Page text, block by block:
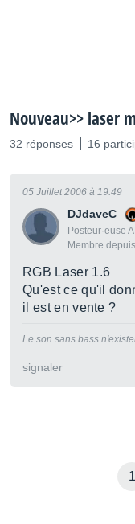
Nouveau>> laser
32 réponses 16
DJdaveC
Posteur·euse
Membre
05 Juillet 2006 à 19:49
RGB Laser 1.6
Qu'est ce qu'il
il est en vente ?
Le son sans bass
signaler
1